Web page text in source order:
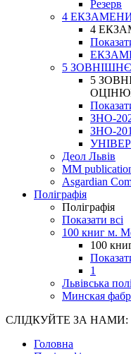
Резерв
4
4
5
5
ЗНО-
ЗНО-
Деол Львів
MM
Asgardian
Поліграфія
Поліграфія
Показати всі
100 книг м.
100
1
Львівська
Минская
СЛІДКУЙТЕ ЗА НАМИ:
Головна